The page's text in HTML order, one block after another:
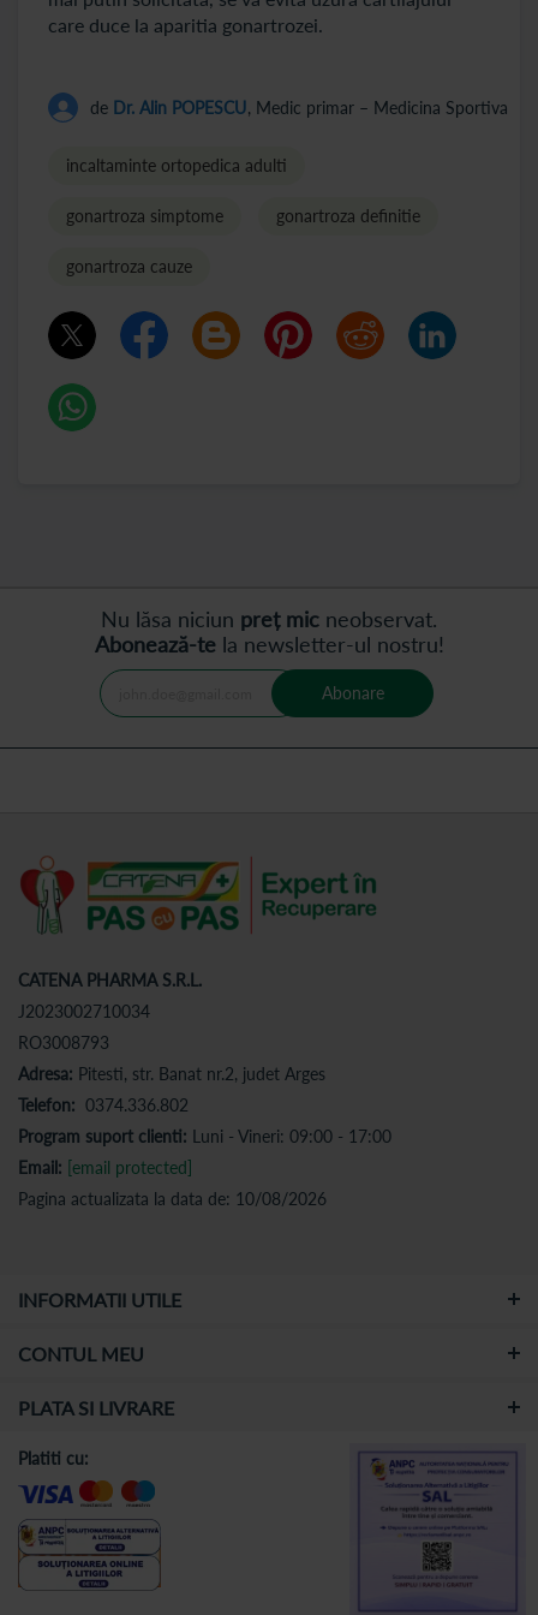
care duce la aparitia gonartrozei.
de Dr. Alin POPESCU, Medic primar – Medicina Sportiva
incaltaminte ortopedica adulti
gonartroza simptome gonartroza definitie
gonartroza cauze
Nu lăsa niciun preț mic neobservat.
Abonează-tela newsletter-ul nostru!
Abonare
CATENA PHARMA S.R.L.
J2023002710034
RO3008793
Adresa: Pitesti, str. Banat nr.2, judet Arges
Telefon: 0374.336.802
Program suport clienti: Luni - Vineri: 09:00 - 17:00
Email: [email protected]
Pagina actualizata la data de: 10/08/2026
INFORMATII UTILE
CONTUL MEU
PLATA SI LIVRARE
Platiti cu: